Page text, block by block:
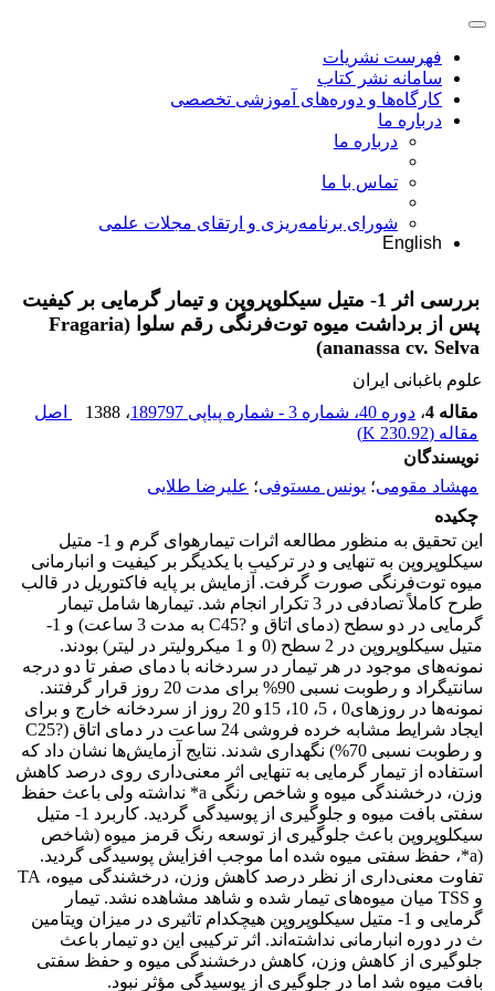
فهرست نشریات
سامانه نشر کتاب
کارگاه‌ها و دوره‌های آموزشی تخصصی
درباره ما
درباره ما
تماس با ما
شورای برنامه‌ریزی و ارتقای مجلات علمی
English
بررسی اثر 1- متیل سیکلوپروپن و تیمار گرمایی بر کیفیت
پس از برداشت میوه توت‌فرنگی رقم سلوا (Fragaria
ananassa cv. Selva)
علوم باغبانی ایران
مقاله 4
، دوره 40، شماره 3 - شماره پیاپی 189797 ، 1388
اصل
مقاله (230.92 K
)
نویسندگان
مهشاد مقومی؛ یونس مستوفی؛ علیرضا طلایی
چکیده
این تحقیق به منظور مطالعه اثرات تیمارهوای گرم و 1- متیل
سیکلوپروپن به تنهایی و در ترکیب با یکدیگر بر کیفیت و انبارمانی
میوه توت‌فرنگی صورت گرفت. آزمایش بر پایه فاکتوریل در قالب
طرح کاملاً تصادفی در 3 تکرار انجام شد. تیمارها شامل تیمار
گرمایی در دو سطح (دمای اتاق و ?C45 به مدت 3 ساعت) و 1-
متیل سیکلوپروپن در 2 سطح (0 و 1 میکرولیتر در لیتر) بودند.
نمونه‌های موجود در هر تیمار در سردخانه با دمای صفر تا دو درجه
سانتیگراد و رطوبت نسبی 90% برای مدت 20 روز قرار گرفتند.
نمونه‌ها در روزهای0 ، 5، 10، 15و 20 روز از سردخانه خارج و برای
ایجاد شرایط مشابه خرده فروشی 24 ساعت در دمای اتاق (?C25
و رطوبت نسبی 70%) نگهداری شدند. نتایج آزمایش‌ها نشان داد که
استفاده از تیمار گرمایی به تنهایی اثر معنی‌داری روی درصد کاهش
وزن، درخشندگی میوه و شاخص رنگی a* نداشته ولی باعث حفظ
سفتی بافت میوه و جلوگیری از پوسیدگی گردید. کاربرد 1- متیل
سیکلوپروپن باعث جلوگیری از توسعه رنگ قرمز میوه (شاخص
(a*، حفظ سفتی میوه شده اما موجب افزایش پوسیدگی گردید.
تفاوت معنی‌داری از نظر درصد کاهش وزن، درخشندگی میوه، TA
و TSS میان میوه‌های تیمار شده و شاهد مشاهده نشد. تیمار
گرمایی و 1- متیل سیکلوپروپن هیچکدام تاثیری در میزان ویتامین
ث در دوره انبارمانی نداشته‌اند. اثر ترکیبی این دو تیمار باعث
جلوگیری از کاهش وزن، کاهش درخشندگی میوه و حفظ سفتی
بافت میوه شد اما در جلوگیری از پوسیدگی مؤثر نبود.